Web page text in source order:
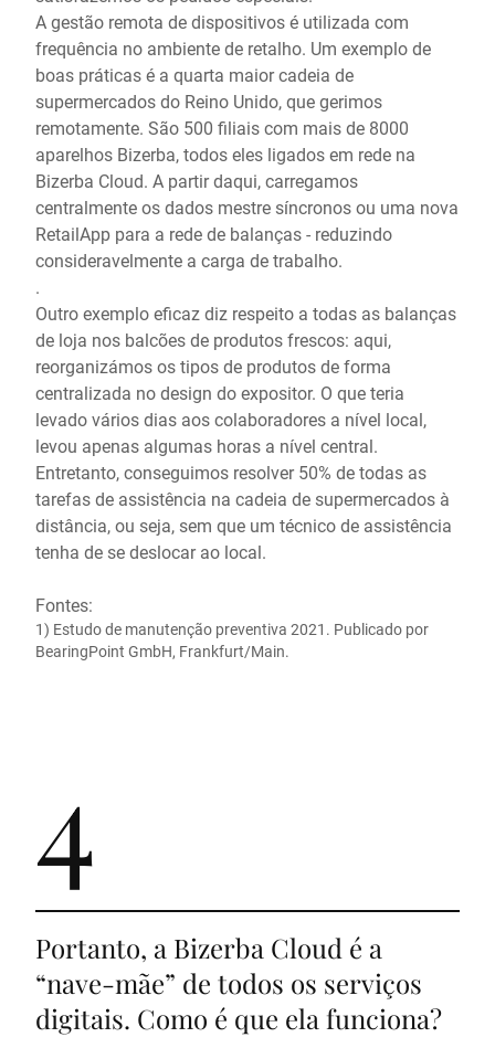
A gestão remota de dispositivos é utilizada com
frequência no ambiente de retalho. Um exemplo de
boas práticas é a quarta maior cadeia de
supermercados do Reino Unido, que gerimos
remotamente. São 500 filiais com mais de 8000
aparelhos Bizerba, todos eles ligados em rede na
Bizerba Cloud. A partir daqui, carregamos
centralmente os dados mestre síncronos ou uma nova
RetailApp para a rede de balanças - reduzindo
consideravelmente a carga de trabalho.
.
Outro exemplo eficaz diz respeito a todas as balanças
de loja nos balcões de produtos frescos: aqui,
reorganizámos os tipos de produtos de forma
centralizada no design do expositor. O que teria
levado vários dias aos colaboradores a nível local,
levou apenas algumas horas a nível central.
Entretanto, conseguimos resolver 50% de todas as
tarefas de assistência na cadeia de supermercados à
distância, ou seja, sem que um técnico de assistência
tenha de se deslocar ao local.
Fontes:
1) Estudo de manutenção preventiva 2021. Publicado por
BearingPoint GmbH, Frankfurt/Main.
4
Portanto, a Bizerba Cloud é a
“nave-mãe” de todos os serviços
digitais. Como é que ela funciona?